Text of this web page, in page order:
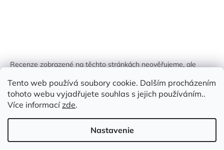
Tento web používá soubory cookie. Dalším procházením
tohoto webu vyjadřujete souhlas s jejich používáním..
Více informacízde.
Nastavenie
Recenze zobrazené na těchto stránkách neověřujeme, ale
identifikován.
Vytvoril Shoptet